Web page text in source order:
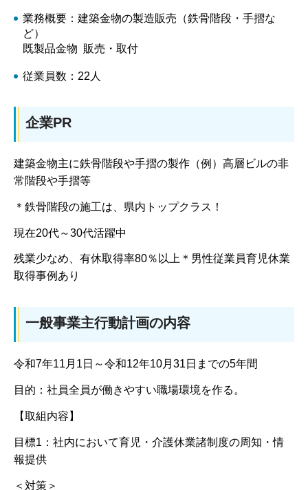
業務概要：建築金物の製造販売（鉄骨階段・手摺な
ど）
既製品金物 販売・取付
従業員数：22人
企業PR
建築金物主に鉄骨階段や手摺の製作（例）高層ビルの非
常階段や手摺等
＊鉄骨階段の施工は、県内トップクラス！
現在20代～30代活躍中
残業少なめ、有休取得率80％以上＊男性従業員育児休業
取得事例あり
一般事業主行動計画の内容
令和7年11月1日～令和12年10月31日までの5年間
目的：社員全員が働きやすい職場環境を作る。
【取組内容】
目標1：社内において育児・介護休業諸制度の周知・情
報提供
＜対策＞